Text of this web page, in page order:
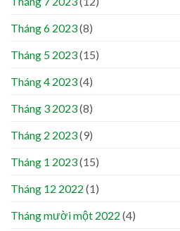
Tháng 6 2023(8)
Tháng 5 2023(15)
Tháng 4 2023(4)
Tháng 3 2023(8)
Tháng 2 2023(9)
Tháng 1 2023(15)
Tháng 12 2022 (1)
Tháng mười một 2022 (4)